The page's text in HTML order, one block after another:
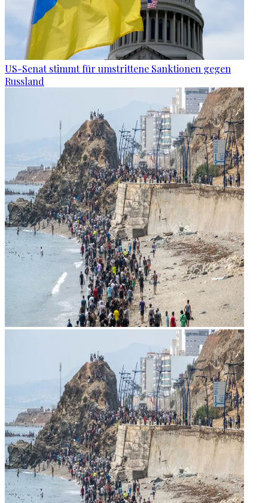
US-Senat stimmt für umstrittene Sanktionen gegen
Russland